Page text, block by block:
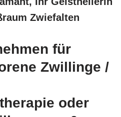
Zwiefalten
für
Zwillinge /
oder